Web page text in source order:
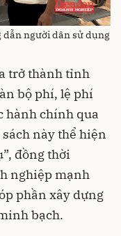
dẫn người dân sử dụng
trở thành tỉnh
bộ phí, lệ phí
hành chính qua
này thể hiện
đồng thời
nghiệp mạnh
phần xây dựng
bạch.